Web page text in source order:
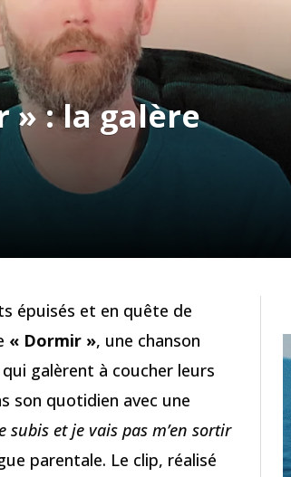
» : la galère
épuisés et en quête de
« Dormir », une chanson
galèrent à coucher leurs
son quotidien avec une
subis et je vais pas m’en sortir
parentale. Le clip, réalisé